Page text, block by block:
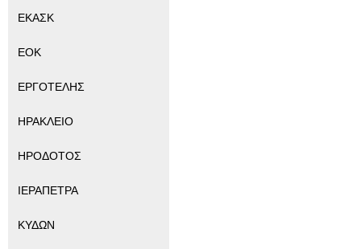
ΕΚΑΣΚ
ΕΟΚ
ΕΡΓΟΤΕΛΗΣ
ΗΡΑΚΛΕΙΟ
ΗΡΟΔΟΤΟΣ
ΙΕΡΑΠΕΤΡΑ
ΚΥΔΩΝ